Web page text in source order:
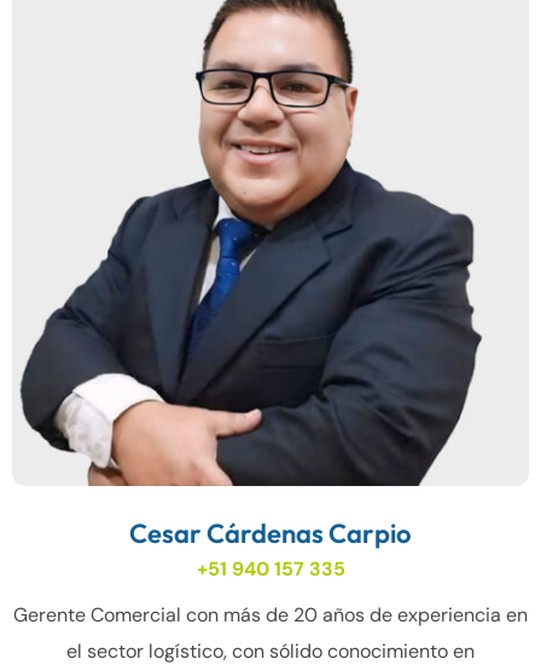
Cesar Cárdenas Carpio
+51 940 157 335
Gerente Comercial con más de 20 años de experiencia en
el sector logístico, con sólido conocimiento en